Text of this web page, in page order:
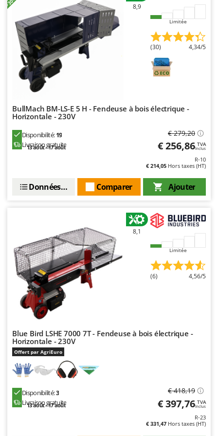
Mastercook
Masterpro
McCulloch
MCH
Michelin
Mille
Minox
Mockmill
More than chef
MOSA
Mowox
Nilfisk
Ninja
Novatec
Novital
NuAir
NuovaFac
O
Officine Savioli
Oliviero
Olix
Omas
8,9
Limitée
(30) 4,34/5
BullMach BM-LS-E 5 H - Fendeuse à bois électrique -
Horizontale - 230V
Disponibilité:19
Livraison gratuite
13 août - 17 août
€ 279,20
€ 256,86 TVA
Inclus
R-10
€ 214,05 Hors taxes (HT)
Ajouter
Comparer
Données techniques
8,1
Limitée
(6) 4,56/5
Blue Bird LSHE 7000 7T - Fendeuse à bois électrique -
Horizontale - 230V
Offert par AgriEuro
Disponibilité:3
Livraison gratuite
13 août - 17 août
€ 418,19
€ 397,76 TVA
Inclus
R-23
€ 331,47 Hors taxes (HT)